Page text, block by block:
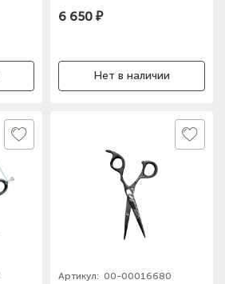
5,5"/
6 650 ₽
Нет в наличии
Артикул: 00-00016680